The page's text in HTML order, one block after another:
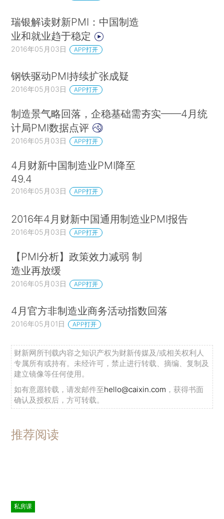
瑞银解读财新PMI：中国制造
业和就业趋于稳定
2016年05月03日 APP打开
钢铁驱动PMI持续扩张成疑
2016年05月03日 APP打开
制造景气略回落，企稳基础需夯实——4月统
计局PMI数据点评
2016年05月03日 APP打开
4月财新中国制造业PMI降至
49.4
2016年05月03日 APP打开
2016年4月财新中国通用制造业PMI报告
2016年05月03日 APP打开
【PMI分析】政策效力减弱 制
造业再放缓
2016年05月03日 APP打开
4月官方非制造业商务活动指数回落
2016年05月01日 APP打开
财新网所刊载内容之知识产权为财新传媒及/或相关权利人
专属所有或持有。未经许可，禁止进行转载、摘编、复制及
建立镜像等任何使用。
如有意愿转载，请发邮件至hello@caixin.com ，获得书面
确认及授权后，方可转载。
推荐阅读
私房课